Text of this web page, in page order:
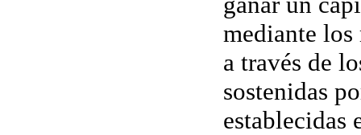
mediante los
a través de
sostenidas
establecidas